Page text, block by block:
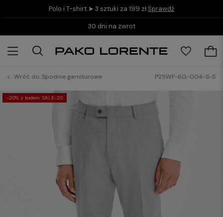
Polo i T-shirt ➤ 3 sztuki za 199 zł Sprawdź
30 dni na zwrot
Wróć do:Spodnie garniturowe P25WF-6G-004-S-S
-20% z kodem: SALE-20